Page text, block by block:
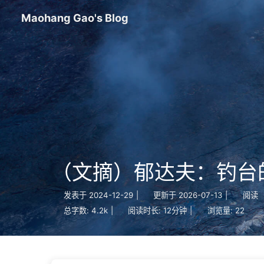
Maohang Gao's Blog
（文摘）郁达夫：钓
发表于 2024-12-29 更新于 2026-07-13 |
阅读
总字数: 4.2k 阅读时长: 12分钟 | 浏览量: 22